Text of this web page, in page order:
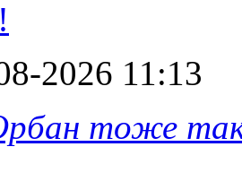
2026 11:13
тоже так